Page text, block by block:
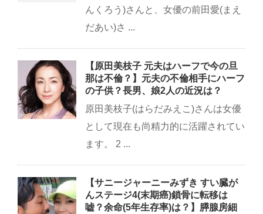
んくろう)さんと、女優の前田愛(まえ
だあい)さ ...
【原田美枝子 元夫はハーフで今の旦
那は不倫？】元夫の不倫相手にハーフ
の子供？長男、娘2人の近況は？
原田美枝子(はらだみえこ)さんは女優
として現在も尚精力的に活躍されてい
ます。 2 ...
【サニージャーニーみずき すい臓が
んステージ4(末期癌)鎖骨に転移は
嘘？余命(5年生存率)は？】膵腺房細